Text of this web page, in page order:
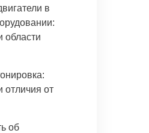
в
области
отличия от
об